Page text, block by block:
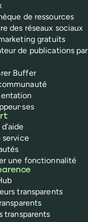
de ressources
des réseaux sociaux
gratuits
de publications par
Buffer
service
une fonctionnalité
transparents
transparents